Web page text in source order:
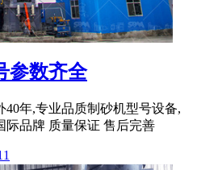
参数齐全
40年,专业品质制砂机型号设备,
际品牌 质量保证 售后完善